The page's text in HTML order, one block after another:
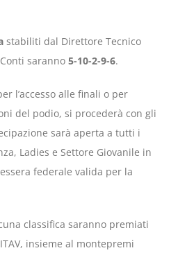
stabiliti dal Direttore Tecnico
saranno5-10-2-9-6.
l’accesso alle finali o per
del podio, si procederà con gli
sarà aperta a tutti i
Ladies e Settore Giovanile in
federale valida per la
classifica saranno premiati
insieme al montepremi